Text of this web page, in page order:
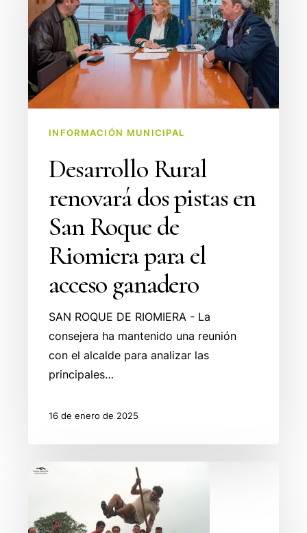
dos
pistas
en
San
Roque
de
acceso
ganadero
INFORMACIÓN MUNICIPAL
Desarrollo Rural
renovará dos pistas en
San Roque de
Riomiera para el
acceso ganadero
SAN ROQUE DE RIOMIERA - La
consejera ha mantenido una reunión
con el alcalde para analizar las
principales…
16 de enero de 2025
Fiesta
Urgullu
Pasiegu